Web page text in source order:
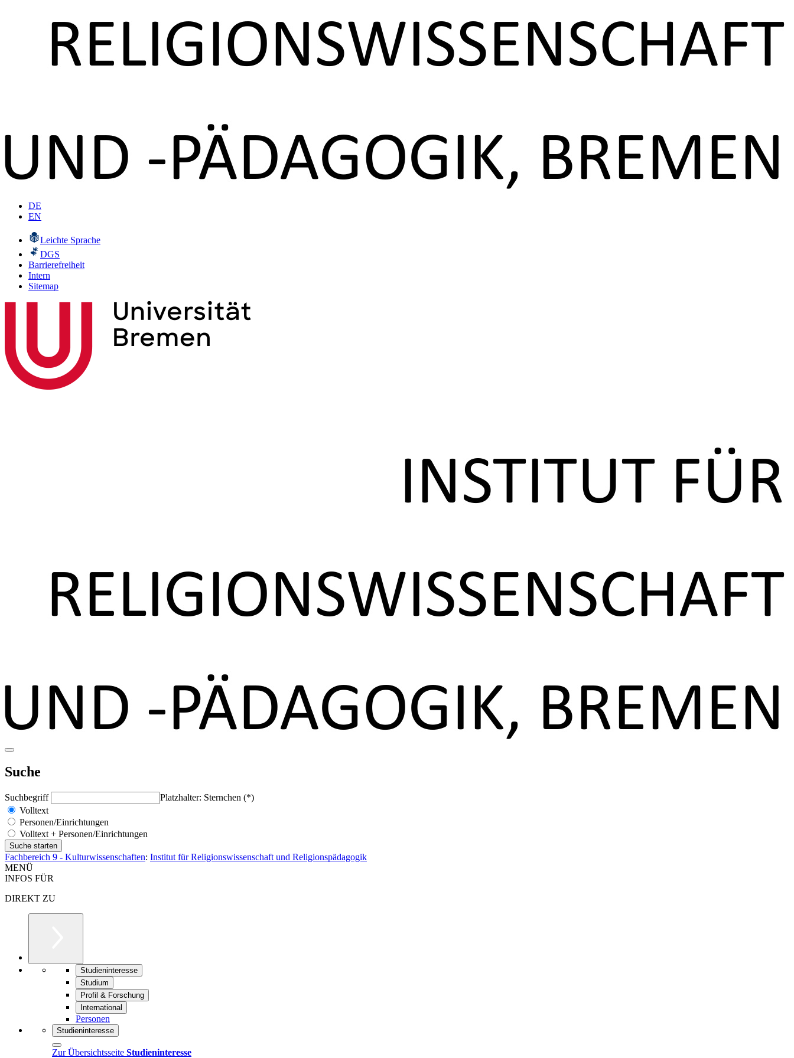
DE
EN
Leichte Sprache
DGS
Barrierefreiheit
Intern
Sitemap
Suche
Suchbegriff
Platzhalter: Sternchen (*)
Volltext
Personen/Einrichtungen
Volltext + Personen/Einrichtungen
Fachbereich 9 - Kulturwissenschaften: Institut für Religionswissenschaft und Religionspädagogik
MENÜ
INFOS FÜR
DIREKT ZU
Studieninteresse
Studium
Profil & Forschung
International
Personen
Studieninteresse
Zur Übersichtsseite Studieninteresse